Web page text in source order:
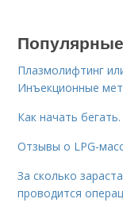
Плазмолифтинг
Инъекционные
Как начать
Отзывы о LPG-
За сколько
проводится